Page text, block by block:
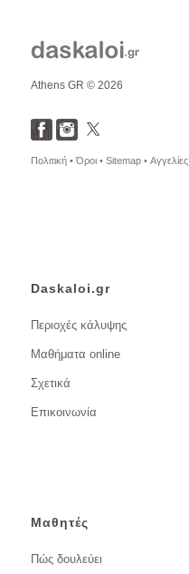
Athens GR © 2026
Πολιτική •Όροι • Sitemap • Αγγελίες
Daskaloi.gr
Περιοχές κάλυψης
Μαθήματα online
Σχετικά
Επικοινωνία
Μαθητές
Πώς δουλεύει